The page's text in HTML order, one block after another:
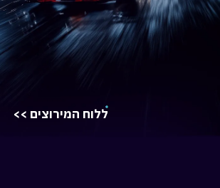
ללוח המירוצים >>